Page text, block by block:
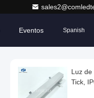
Eventos Spanish
Luz de
Tick,